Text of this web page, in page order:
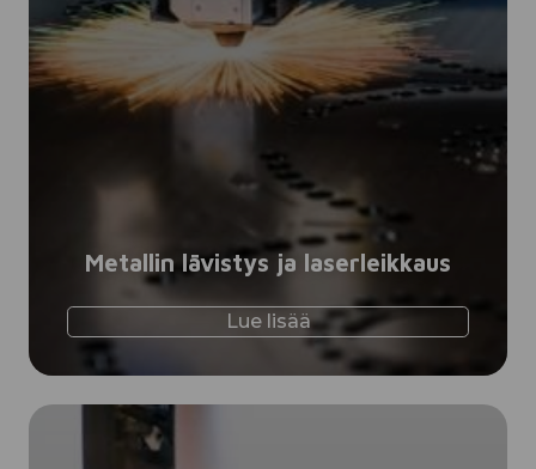
Metallin lävistys ja laserleikkaus
Lue lisää